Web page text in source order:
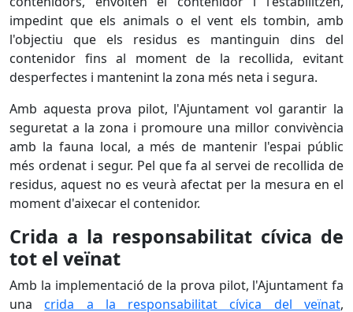
impedint que els animals o el vent els tombin, amb
l'objectiu que els residus es mantinguin dins del
contenidor fins al moment de la recollida, evitant
desperfectes i mantenint la zona més neta i segura.
Amb aquesta prova pilot, l'Ajuntament vol garantir la
seguretat a la zona i promoure una millor convivència
amb la fauna local, a més de mantenir l'espai públic
més ordenat i segur. Pel que fa al servei de recollida de
residus, aquest no es veurà afectat per la mesura en el
moment d'aixecar el contenidor.
Crida a la responsabilitat cívica de
tot el veïnat
Amb la implementació de la prova pilot, l'Ajuntament fa
unacrida a la responsabilitat cívica del veïnat,